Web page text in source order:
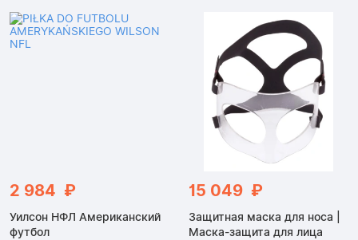
2 984 ₽
Уилсон НФЛ Американский
футбол
15 049 ₽
Защитная маска для носа |
Маска-защита для лица